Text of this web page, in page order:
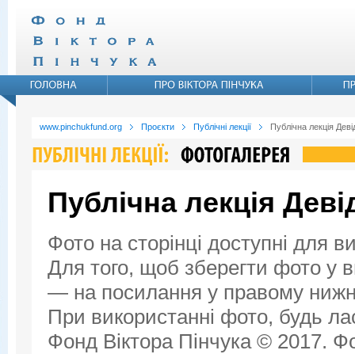
www.pinchukfund.org Проєкти Публічні лекції Публічна лекція
Публічна лекція
Фото на сторінці доступні для
Для того, щоб зберегти фото у
— на посилання у правому
При використанні фото, будь
Фонд Віктора Пінчука © 2017.